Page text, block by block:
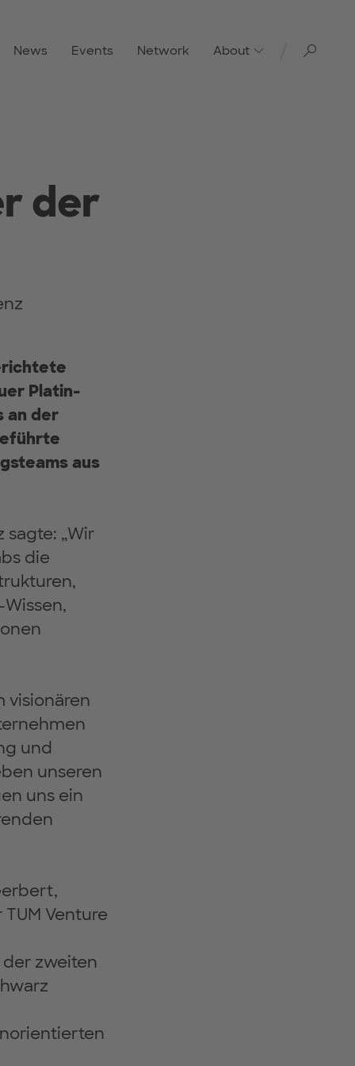
News Events Network About
der
Platin-
an der
aus
„Wir
die
visionären
und
unseren
uns ein
Venture
zweiten